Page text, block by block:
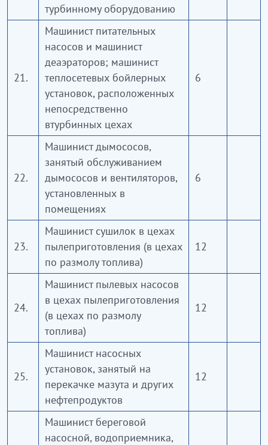
турбинному оборудованию
21.
Машинист питательных
насосов и машинист
деаэраторов; машинист
теплосетевых бойлерных
установок, расположенных
непосредственно
втурбинных цехах
6
22.
Машинист дымососов,
занятый обслуживанием
дымососов и вентиляторов,
установленных в
помещениях
6
23.
Машинист сушилок в цехах
пылеприготовления (в цехах
по размолу топлива)
12
24.
Машинист пылевых насосов
в цехах пылеприготовления
(в цехах по размолу
топлива)
12
25.
Машинист насосных
установок, занятый на
перекачке мазута и других
нефтепродуктов
12
Машинист береговой
насосной, водоприемника,